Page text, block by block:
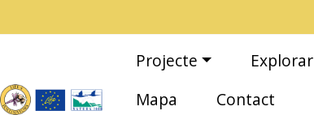
Navegació principal
Projecte Explorar
Mapa
Contact